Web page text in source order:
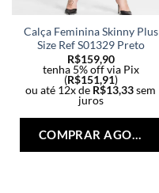
Calça Feminina Skinny Plus
Size Ref S01329 Preto
R$159,90
tenha 5% off via Pix
(R$151,91)
ou até 12x de R$13,33sem
juros
COMPRAR AGORA